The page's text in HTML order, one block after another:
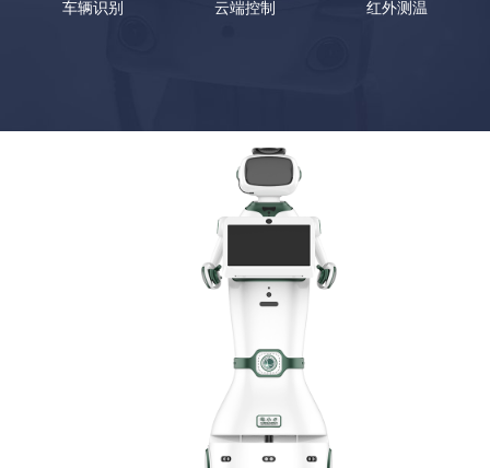
车辆识别 云端控制 红外测温